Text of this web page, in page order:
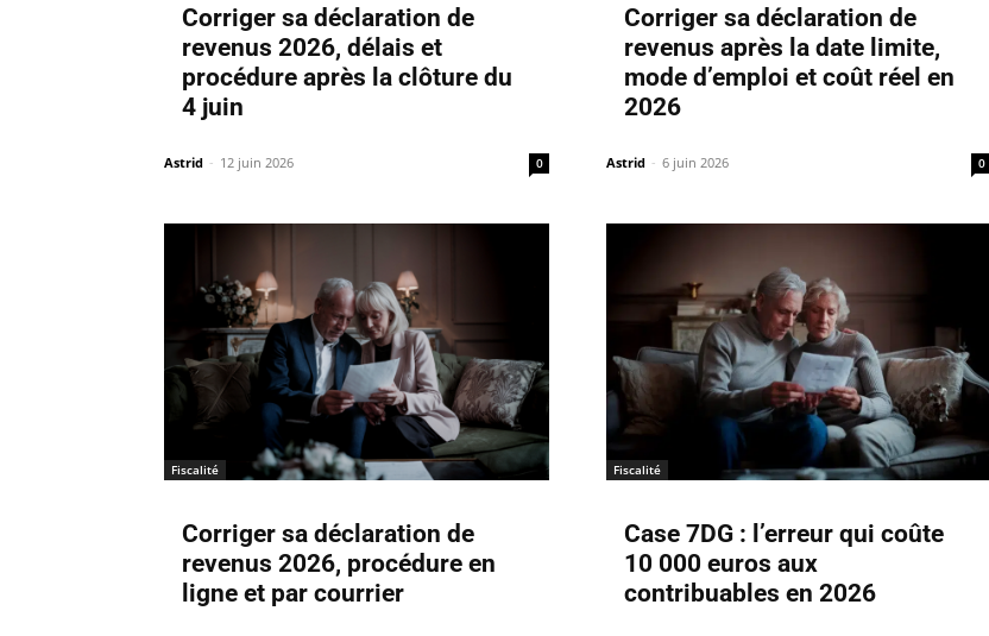
Corriger sa déclaration de
revenus 2026, délais et
procédure après la clôture du
4 juin
Astrid - 12 juin 2026 0
Corriger sa déclaration de
revenus après la date limite,
mode d’emploi et coût réel en
2026
Astrid - 6 juin 2026 0
Fiscalité
Corriger sa déclaration de
revenus 2026, procédure en
ligne et par courrier
Fiscalité
Case 7DG : l’erreur qui coûte
10 000 euros aux
contribuables en 2026